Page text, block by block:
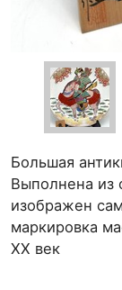
Большая
Выполнена из
изображен
маркировка
ХХ век